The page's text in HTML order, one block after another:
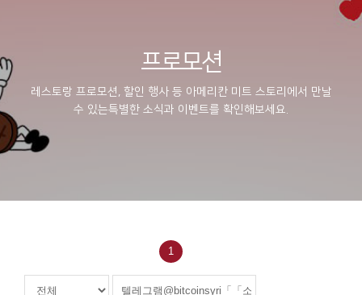
프로모션
레스토랑 프로모션, 할인 행사 등 아메리칸 미트 스토리에서 만날
수 있는특별한 소식과 이벤트를 확인해보세요.
1